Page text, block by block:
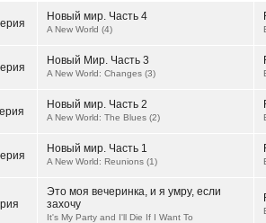
Новый мир. Часть 4
A New World (4)
Новый Мир. Часть 3
A New World: Changes (3)
Новый мир. Часть 2
A New World: The Blues (2)
Новый мир. Часть 1
A New World: Reunions (1)
Это моя вечеринка, и я умру, если
захочу
It's My Party and I'll Die If I Want To